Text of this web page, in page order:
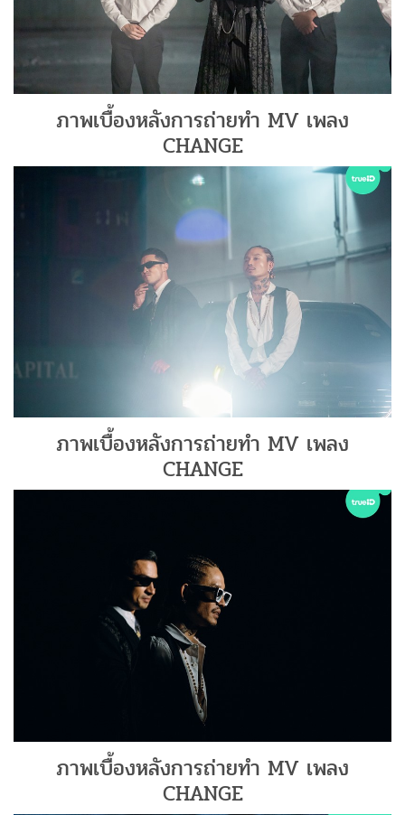
ภาพเบื้องหลังการถ่ายทำ MV เพลง
CHANGE
ภาพเบื้องหลังการถ่ายทำ MV เพลง
CHANGE
ภาพเบื้องหลังการถ่ายทำ MV เพลง
CHANGE